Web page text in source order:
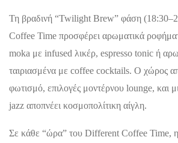
Τη βραδινή “Twilight Brew” φάση
Coffee Time προσφέρει αρωματικά
moka με infused λικέρ, espresso tonic ή
ταιριασμένα με coffee cocktails. Ο χώρος
φωτισμό, επιλογές μοντέρνου lounge, και
jazz αποπνέει κοσμοπολίτικη αίγλη.
Σε κάθε “ώρα” του Different Coffee Time, η